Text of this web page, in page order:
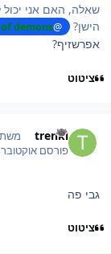
שאלה, האם אני יכול
הישן?
@
demons
אפרשזיף?
ציטוט
trenkl
פורסםאוקטובר 26,
גבי פה
ציטוט